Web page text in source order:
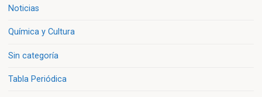
Noticias
Química y Cultura
Sin categoría
Tabla Periódica